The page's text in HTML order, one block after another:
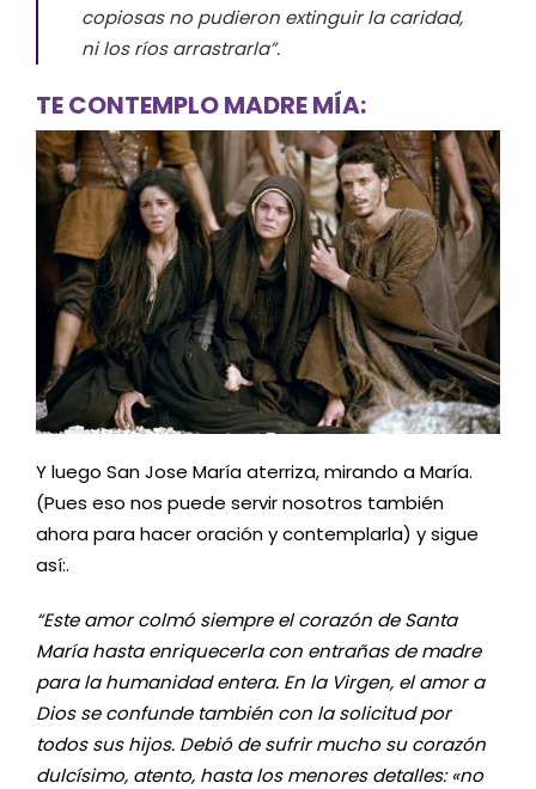
copiosas no pudieron extinguir la caridad,
ni los ríos arrastrarla”.
TE CONTEMPLO MADRE MÍA:
Y luego San Jose María aterriza, mirando a María.
(Pues eso nos puede servir nosotros también
ahora para hacer oración y contemplarla) y sigue
así:.
“Este amor colmó siempre el corazón de Santa
María hasta enriquecerla con entrañas de madre
para la humanidad entera. En la Virgen, el amor a
Dios se confunde también con la solicitud por
todos sus hijos. Debió de sufrir mucho su corazón
dulcísimo, atento, hasta los menores detalles: «no